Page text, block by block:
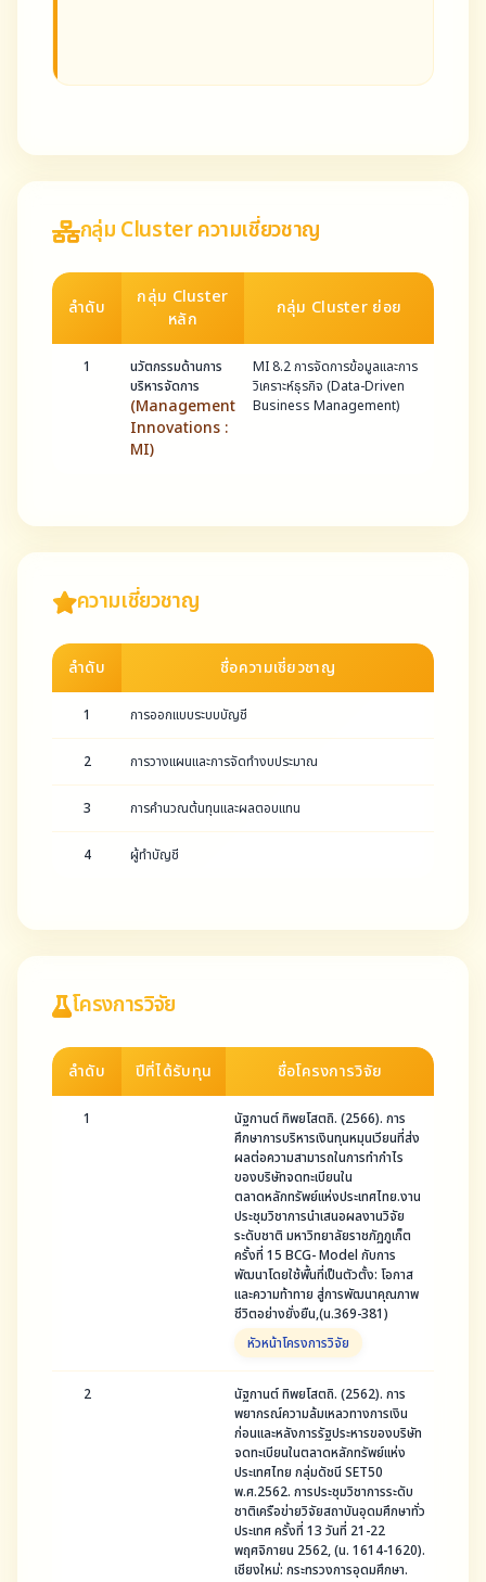
กลุ่ม Cluster ความเชี่ยวชาญ
ลำดับ
กลุ่ม Cluster
หลัก
กลุ่ม Cluster ย่อย
1
นวัตกรรมด้านการ
บริหารจัดการ
(Management
Innovations :
MI)
MI 8.2 การจัดการข้อมูลและการ
วิเคราะห์ธุรกิจ (Data-Driven
Business Management)
ความเชี่ยวชาญ
ลำดับ ชื่อความเชี่ยวชาญ
1 การออกแบบระบบบัญชี
2 การวางแผนและการจัดทำงบประมาณ
3 การคำนวณต้นทุนและผลตอบแทน
4 ผู้ทำบัญชี
โครงการวิจัย
ลำดับ ปีที่ได้รับทุน ชื่อโครงการวิจัย
1
นัฐกานต์ ทิพยโสตถิ. (2566). การ
ศึกษาการบริหารเงินทุนหมุนเวียนที่ส่ง
ผลต่อความสามารถในการทำกำไร
ของบริษัทจดทะเบียนใน
ตลาดหลักทรัพย์แห่งประเทศไทย.งาน
ประชุมวิชาการนำเสนอผลงานวิจัย
ระดับชาติ มหาวิทยาลัยราชภัฏภูเก็ต
ครั้งที่ 15 BCG- Model กับการ
พัฒนาโดยใช้พื้นที่เป็นตัวตั้ง: โอกาส
และความท้าทาย สู่การพัฒนาคุณภาพ
ชีวิตอย่างยั่งยืน,(น.369-381)
หัวหน้าโครงการวิจัย
2
นัฐกานต์ ทิพยโสตถิ. (2562). การ
พยากรณ์ความล้มเหลวทางการเงิน
ก่อนและหลังการรัฐประหารของบริษัท
จดทะเบียนในตลาดหลักทรัพย์แห่ง
ประเทศไทย กลุ่มดัชนี SET50
พ.ศ.2562. การประชุมวิชาการระดับ
ชาติเครือข่ายวิจัยสถาบันอุดมศึกษาทั่ว
ประเทศ ครั้งที่ 13 วันที่ 21-22
พฤศจิกายน 2562, (น. 1614-1620).
เชียงใหม่: กระทรวงการอุดมศึกษา.